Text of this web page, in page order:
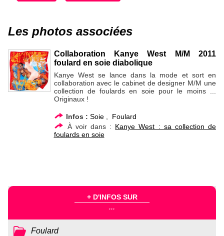
Les photos associées
Collaboration Kanye West M/M 2011
foulard en soie diabolique
Kanye West se lance dans la mode et sort en
collaboration avec le cabinet de designer M/M une
collection de foulards en soie pour le moins ...
Originaux !
Infos : Soie, Foulard
À voir dans : Kanye West : sa collection de
foulards en soie
+ D'INFOS SUR
...
Foulard